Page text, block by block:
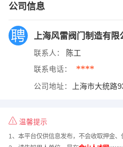
公司信息
上海风雷阀门制造有限
联系人： 陈工
联系电话： ****
公司地址： 上海市大统路
温馨提示
1、本平台仅供信息发布，不会收取押金、